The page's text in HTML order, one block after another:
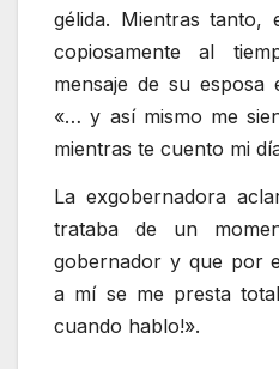
gélida. Mientras tanto,
copiosamente al
mensaje de su
«… y así mismo me
mientras te cuento mi
La exgobernadora
trataba de un
gobernador y que por
a mí se me presta
cuando hablo!».